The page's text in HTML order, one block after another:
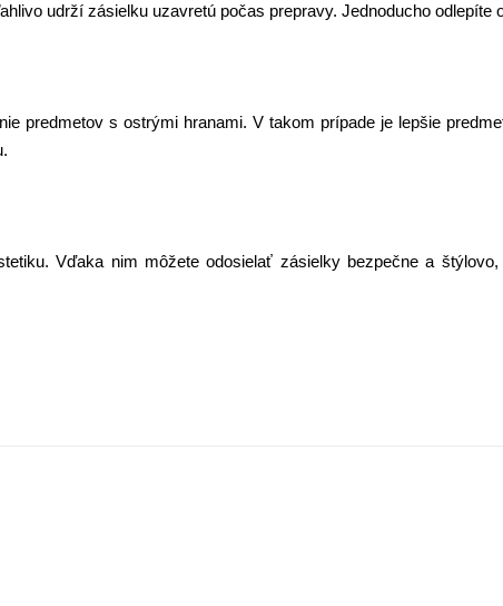
udrží zásielku uzavretú počas prepravy. Jednoducho odlepíte
predmetov s ostrými hranami. V takom prípade je lepšie
Vďaka nim môžete odosielať zásielky bezpečne a